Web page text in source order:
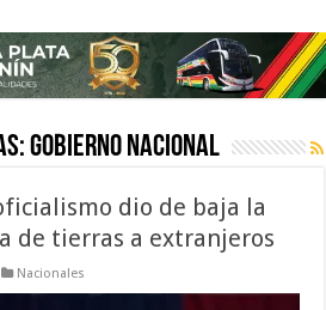
Gobierno nacional
dio de baja la
de tierras a extranjeros
Nacionales